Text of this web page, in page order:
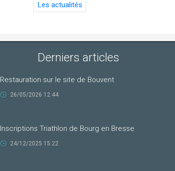
Les actualités
Derniers articles
Restauration sur le site de Bouvent
26/05/2026 12:44
Inscriptions Triathlon de Bourg en Bresse
24/12/2025 15:22